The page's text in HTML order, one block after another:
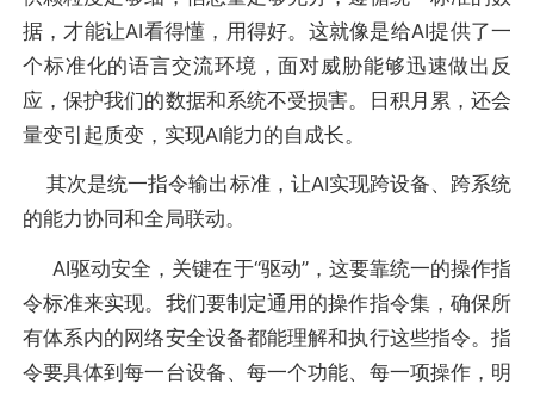
据，才能让AI看得懂，用得好。这就像是给AI提供了一
个标准化的语言交流环境，面对威胁能够迅速做出反
应，保护我们的数据和系统不受损害。日积月累，还会
量变引起质变，实现AI能力的自成长。
其次是统一指令输出标准，让AI实现跨设备、跨系统
的能力协同和全局联动。
AI驱动安全，关键在于“驱动”，这要靠统一的操作指
令标准来实现。我们要制定通用的操作指令集，确保所
有体系内的网络安全设备都能理解和执行这些指令。指
令要具体到每一台设备、每一个功能、每一项操作，明